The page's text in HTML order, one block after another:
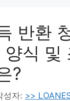
반환
양식 및
?
성자: >>